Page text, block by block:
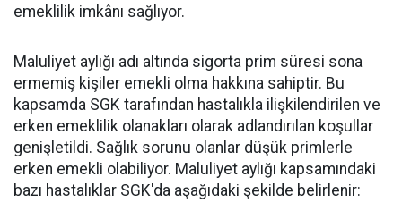
emeklilik imkânı sağlıyor.
Maluliyet aylığı adı altında sigorta prim süresi sona
ermemiş kişiler emekli olma hakkına sahiptir. Bu
kapsamda SGK tarafından hastalıkla ilişkilendirilen ve
erken emeklilik olanakları olarak adlandırılan koşullar
genişletildi. Sağlık sorunu olanlar düşük primlerle
erken emekli olabiliyor. Maluliyet aylığı kapsamındaki
bazı hastalıklar SGK'da aşağıdaki şekilde belirlenir: